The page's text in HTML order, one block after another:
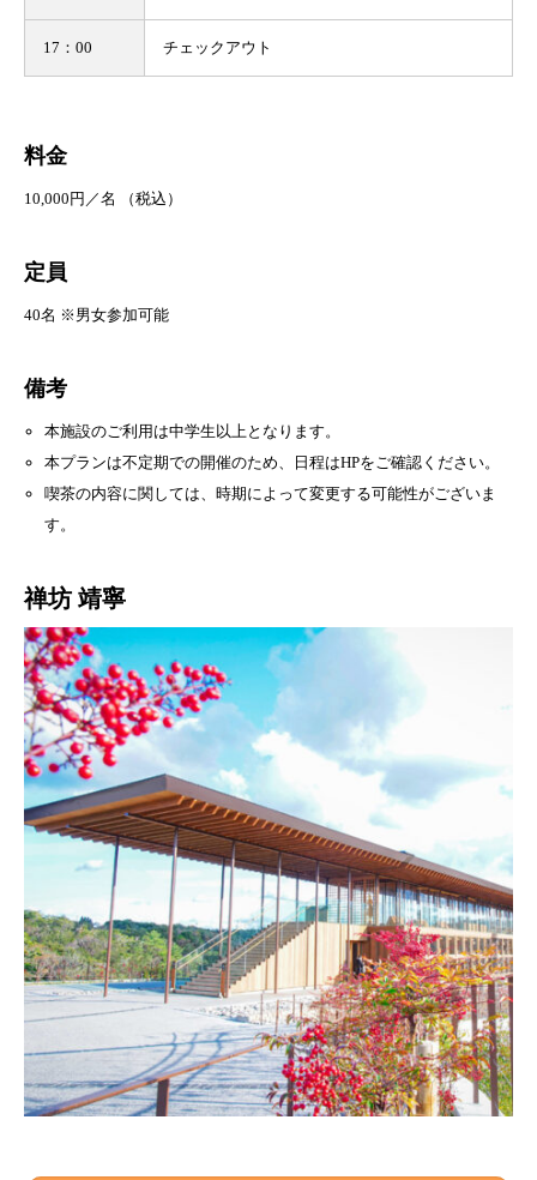
17：00 チェックアウト
料金
10,000円／名 （税込）
定員
40名 ※男女参加可能
備考
本施設のご利用は中学生以上となります。
本プランは不定期での開催のため、日程はHPをご確認ください。
喫茶の内容に関しては、時期によって変更する可能性がございま
す。
禅坊 靖寧